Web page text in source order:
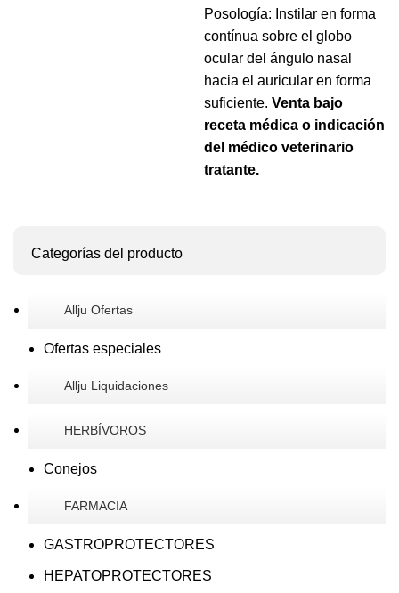
Categorías del producto
Allju Ofertas
Ofertas especiales
Allju Liquidaciones
HERBÍVOROS
Conejos
FARMACIA
GASTROPROTECTORES
HEPATOPROTECTORES
Posología: Instilar en forma
contínua sobre el globo
ocular del ángulo nasal
hacia el auricular en forma
suficiente. Venta bajo
receta médica o indicación
del médico veterinario
tratante.